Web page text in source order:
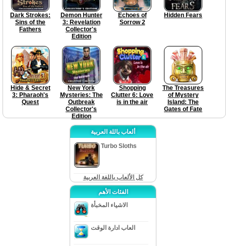
Dark Strokes:
Sins of the
Fathers
Demon Hunter
3: Revelation
Collector's
Edition
Echoes of
Sorrow 2
Hidden Fears
Hide & Secret
3: Pharaoh's
Quest
New York
Mysteries: The
Outbreak
Collector's
Edition
Shopping
Clutter 6: Love
is in the air
The Treasures
of Mystery
Island: The
Gates of Fate
ألعاب باللة العربية
Turbo Sloths
كل الألعاب باللغة العربية
الفئات الأهم
الاشياء المخبأة
العاب ادارة الوقت